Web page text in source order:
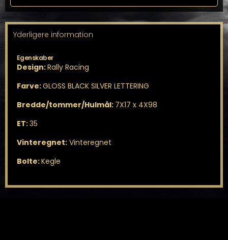
antal
Yderligere information
Egenskaber
Design:Rally Racing
Farve:GLOSS BLACK SILVER LETTERING
Bredde/tommer/Hulmål: 7X17 x 4X98
ET:35
Vinteregnet:Vinteregnet
Bolte:Kegle